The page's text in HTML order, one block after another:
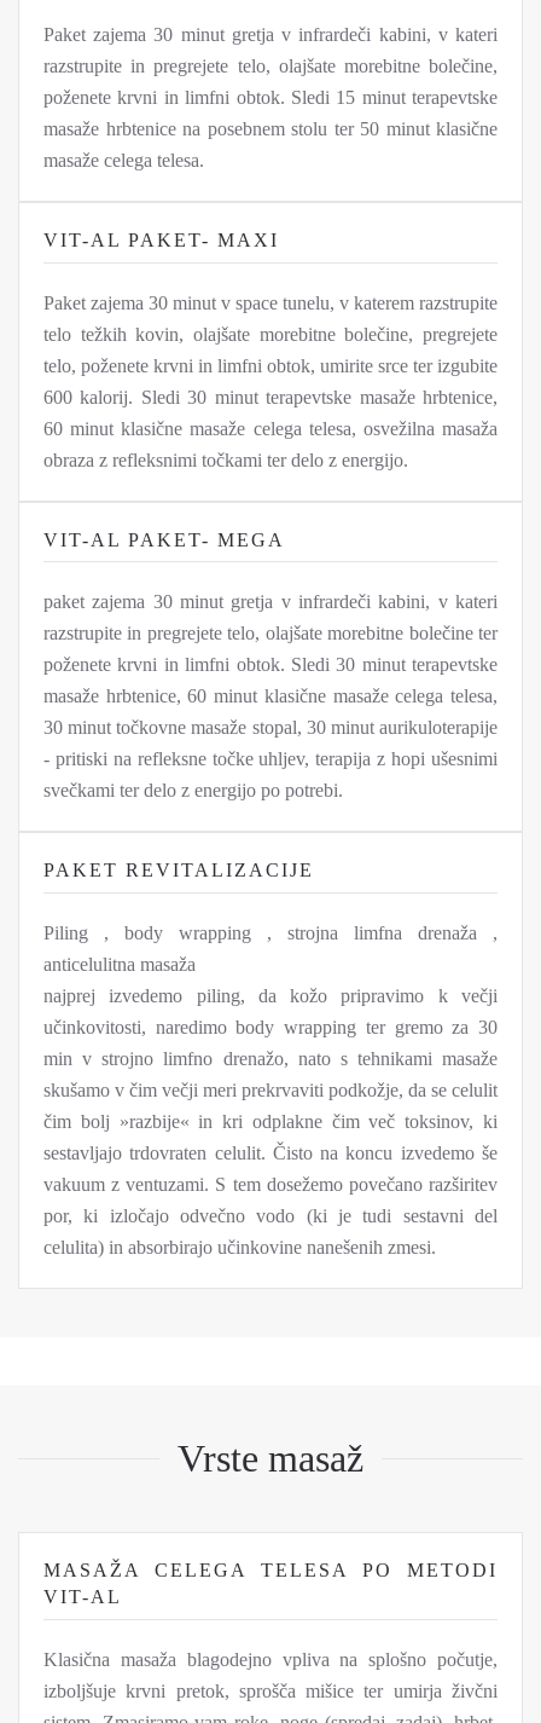
Paket zajema 30 minut gretja v infrardeči kabini, v kateri
razstrupite in pregrejete telo, olajšate morebitne bolečine,
poženete krvni in limfni obtok. Sledi 15 minut terapevtske
masaže hrbtenice na posebnem stolu ter 50 minut klasične
masaže celega telesa.
VIT-AL PAKET- MAXI
Paket zajema 30 minut v space tunelu, v katerem razstrupite
telo težkih kovin, olajšate morebitne bolečine, pregrejete
telo, poženete krvni in limfni obtok, umirite srce ter izgubite
600 kalorij. Sledi 30 minut terapevtske masaže hrbtenice,
60 minut klasične masaže celega telesa, osvežilna masaža
obraza z refleksnimi točkami ter delo z energijo.
VIT-AL PAKET- MEGA
paket zajema 30 minut gretja v infrardeči kabini, v kateri
razstrupite in pregrejete telo, olajšate morebitne bolečine ter
poženete krvni in limfni obtok. Sledi 30 minut terapevtske
masaže hrbtenice, 60 minut klasične masaže celega telesa,
30 minut točkovne masaže stopal, 30 minut aurikuloterapije
- pritiski na refleksne točke uhljev, terapija z hopi ušesnimi
svečkami ter delo z energijo po potrebi.
PAKET REVITALIZACIJE
Piling , body wrapping , strojna limfna drenaža ,
anticelulitna masaža
najprej izvedemo piling, da kožo pripravimo k večji
učinkovitosti, naredimo body wrapping ter gremo za 30
min v strojno limfno drenažo, nato s tehnikami masaže
skušamo v čim večji meri prekrvaviti podkožje, da se celulit
čim bolj »razbije« in kri odplakne čim več toksinov, ki
sestavljajo trdovraten celulit. Čisto na koncu izvedemo še
vakuum z ventuzami. S tem dosežemo povečano razširitev
por, ki izločajo odvečno vodo (ki je tudi sestavni del
celulita) in absorbirajo učinkovine nanešenih zmesi.
Vrste masaž
MASAŽA CELEGA TELESA PO METODI
VIT-AL
Klasična masaža blagodejno vpliva na splošno počutje,
izboljšuje krvni pretok, sprošča mišice ter umirja živčni